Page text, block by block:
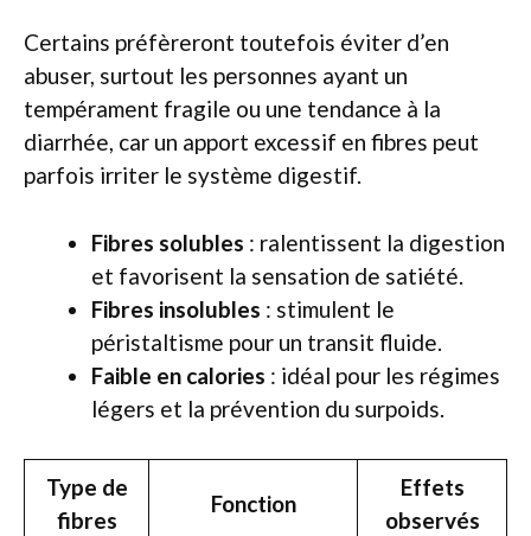
Certains préfèreront toutefois éviter d’en
abuser, surtout les personnes ayant un
tempérament fragile ou une tendance à la
diarrhée, car un apport excessif en fibres peut
parfois irriter le système digestif.
Fibres solubles : ralentissent la digestion
et favorisent la sensation de satiété.
Fibres insolubles : stimulent le
péristaltisme pour un transit fluide.
Faible en calories : idéal pour les régimes
légers et la prévention du surpoids.
Type de
fibres
Fonction
Effets
observés